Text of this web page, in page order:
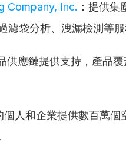
Company, Inc. ：提供集
袋分析、洩漏檢測等服
供應鏈提供支持，產品
個人和企業提供數百萬個